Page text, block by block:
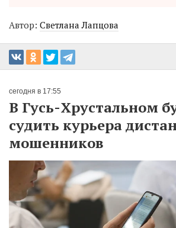
Автор: Светлана Лапцова
сегодня в 17:55
В Гусь-Хрустальном
судить курьера
мошенников